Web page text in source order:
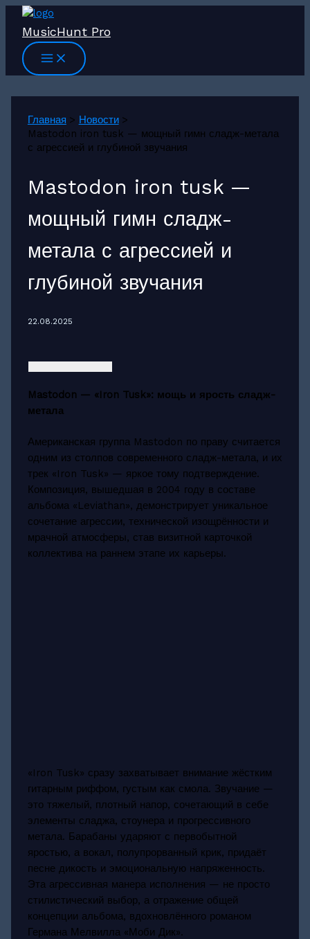
Перейти
содержимому
MusicHunt Pro
Главная
Новости
Mastodon iron tusk — мощный гимн сладж-метала
с агрессией и глубиной звучания
Mastodon iron tusk —
мощный гимн сладж-
метала с агрессией и
глубиной звучания
22.08.2025
Mastodon — «Iron Tusk»: мощь и ярость сладж-
метала
Американская группа Mastodon по праву считается
одним из столпов современного сладж-метала, и их
трек «Iron Tusk» — яркое тому подтверждение.
Композиция, вышедшая в 2004 году в составе
альбома «Leviathan», демонстрирует уникальное
сочетание агрессии, технической изощрённости и
мрачной атмосферы, став визитной карточкой
коллектива на раннем этапе их карьеры.
«Iron Tusk» сразу захватывает внимание жёстким
гитарным риффом, густым как смола. Звучание —
это тяжелый, плотный напор, сочетающий в себе
элементы сладжа, стоунера и прогрессивного
метала. Барабаны ударяют с первобытной
яростью, а вокал, полупрорванный крик, придаёт
песне дикость и эмоциональную напряженность.
Эта агрессивная манера исполнения — не просто
стилистический выбор, а отражение общей
концепции альбома, вдохновлённого романом
Германа Мелвилла «Моби Дик».